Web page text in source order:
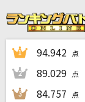
零-zero-
tuki.
[生音]青い春
back number
1 94.942 点
2 89.029 点
3 84.757 点